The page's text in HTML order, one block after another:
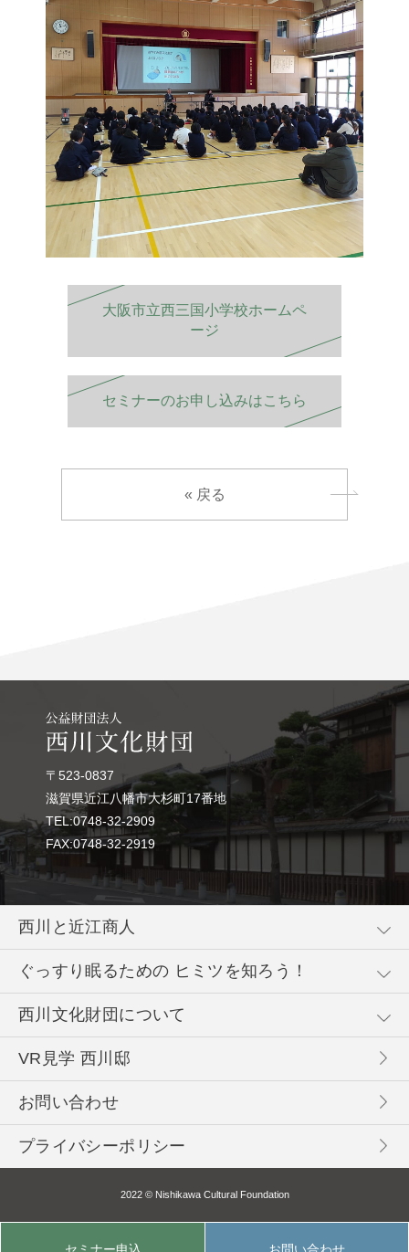
大阪市立西三国小学校ホームペ
ージ
セミナーのお申し込みはこちら
« 戻る
〒523-0837
滋賀県近江八幡市大杉町17番地
TEL:0748-32-2909
FAX:0748-32-2919
西川と近江商人
ぐっすり眠るための ヒミツを知ろう！
西川文化財団について
VR見学 西川邸
お問い合わせ
プライバシーポリシー
2022 © Nishikawa Cultural Foundation